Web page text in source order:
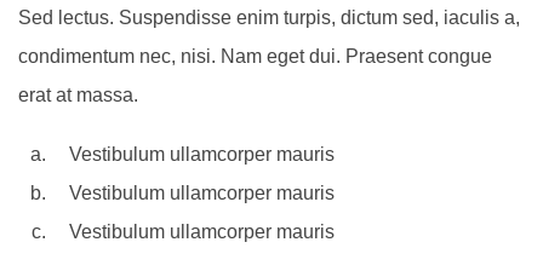
Sed lectus. Suspendisse enim turpis, dictum sed, iaculis a,
condimentum nec, nisi. Nam eget dui. Praesent congue
erat at massa.
Vestibulum ullamcorper mauris
Vestibulum ullamcorper mauris
Vestibulum ullamcorper mauris